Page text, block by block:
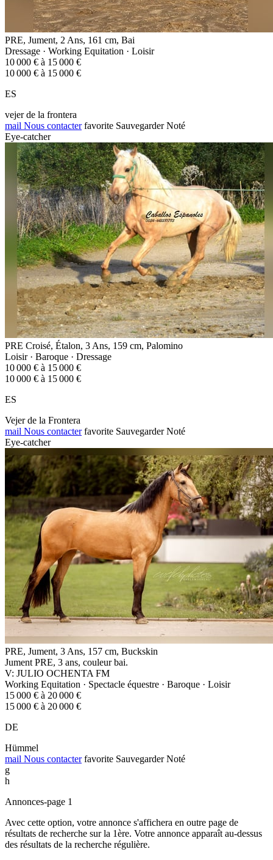
PRE, Jument, 2 Ans, 161 cm, Bai
Dressage · Working Equitation · Loisir
10 000 € à 15 000 €
10 000 € à 15 000 €
ES
vejer de la frontera
mail Nous contacter favorite Sauvegarder Noté
Eye-catcher
PRE Croisé, Étalon, 3 Ans, 159 cm, Palomino
Loisir · Baroque · Dressage
10 000 € à 15 000 €
10 000 € à 15 000 €
ES
Vejer de la Frontera
mail Nous contacter favorite Sauvegarder Noté
Eye-catcher
PRE, Jument, 3 Ans, 157 cm, Buckskin
Jument PRE, 3 ans, couleur bai.
V: JULIO OCHENTA FM
Working Equitation · Spectacle équestre · Baroque · Loisir
15 000 € à 20 000 €
15 000 € à 20 000 €
DE
Hümmel
mail Nous contacter favorite Sauvegarder Noté
g
h
Annonces-page 1
Avec cette option, votre annonce s'affichera en outre page de
résultats de recherche sur la 1ère. Votre annonce apparaît au-dessus
des résultats de la recherche régulière.